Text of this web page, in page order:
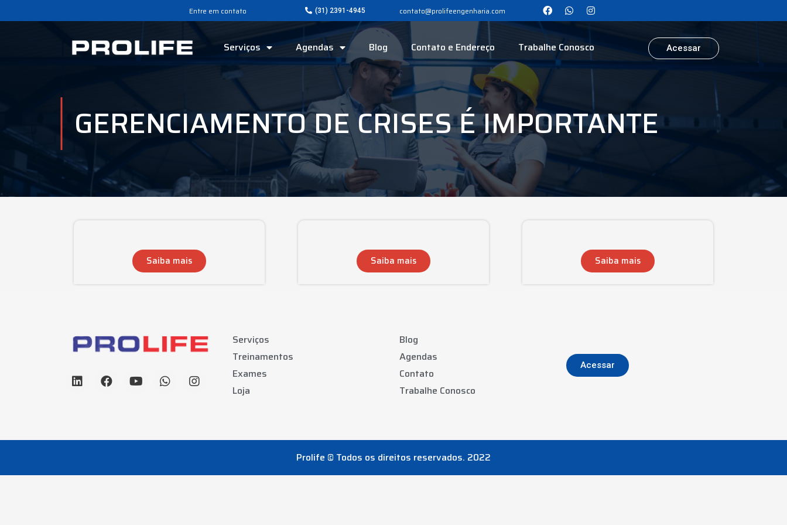
Entre em contato (31) 2391-4945 contato@prolifeengenharia.com
Serviços Agendas Blog Contato e Endereço Trabalhe Conosco Acessar
GERENCIAMENTO DE CRISES É IMPORTANTE
Saiba mais Saiba mais Saiba mais
Serviços
Treinamentos
Exames
Loja
Blog
Agendas
Contato
Trabalhe Conosco
Acessar
Prolife © Todos os direitos reservados. 2022